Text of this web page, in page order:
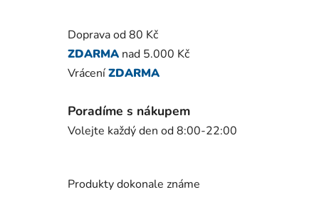
Doprava od 80 Kč
ZDARMA nad 5.000 Kč
VráceníZDARMA
Poradíme s nákupem
Volejte každý den od 8:00-22:00
Produkty dokonale známe